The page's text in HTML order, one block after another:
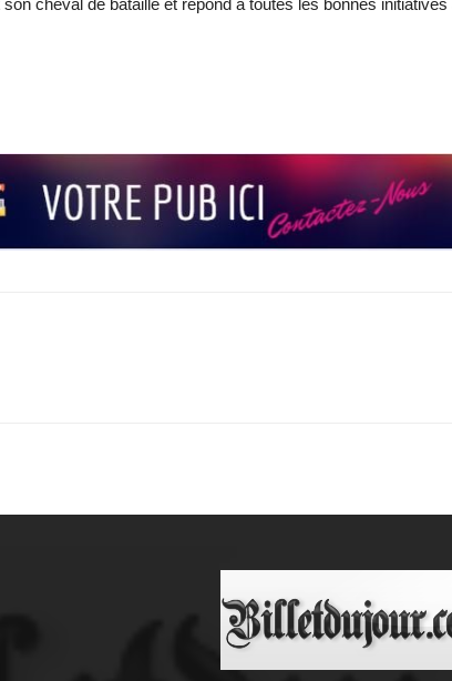
cheval de bataille et répond à toutes les bonnes initiatives